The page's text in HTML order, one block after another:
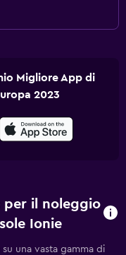
Migliore App di
2023
per il noleggio
Ionie
una vasta gamma di